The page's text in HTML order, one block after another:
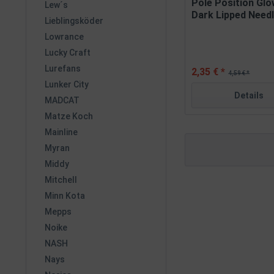
Lew´s
Lieblingsköder
Lowrance
Lucky Craft
Lurefans
Lunker City
MADCAT
Matze Koch
Mainline
Myran
Middy
Mitchell
Minn Kota
Mepps
Noike
NASH
Nays
Pole Position
Dark Lipped
4,59 € *
2,35 € *
Details